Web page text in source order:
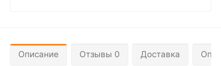
Описание Отзывы 0 Доставка